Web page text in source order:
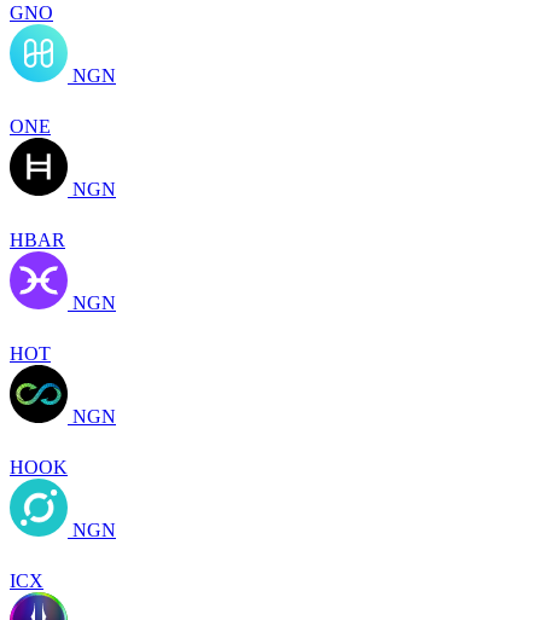
GNO
NGN
ONE
NGN
HBAR
NGN
HOT
NGN
HOOK
NGN
ICX